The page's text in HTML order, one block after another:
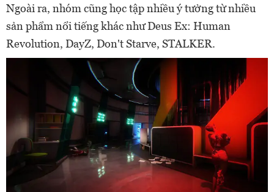
Ngoài ra, nhóm cũng học tập nhiều ý tưởng từ nhiều
sản phẩm nổi tiếng khác như Deus Ex: Human
Revolution, DayZ, Don't Starve, STALKER.